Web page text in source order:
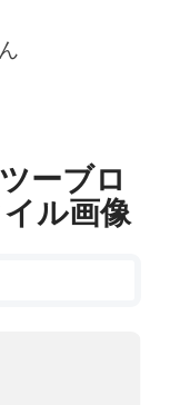
ーブロ
ル画像